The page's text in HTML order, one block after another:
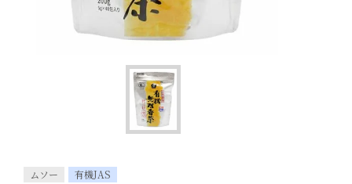
ムソー 有機JAS